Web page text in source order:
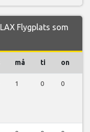
Flygplats som
må ti on
1 0 0